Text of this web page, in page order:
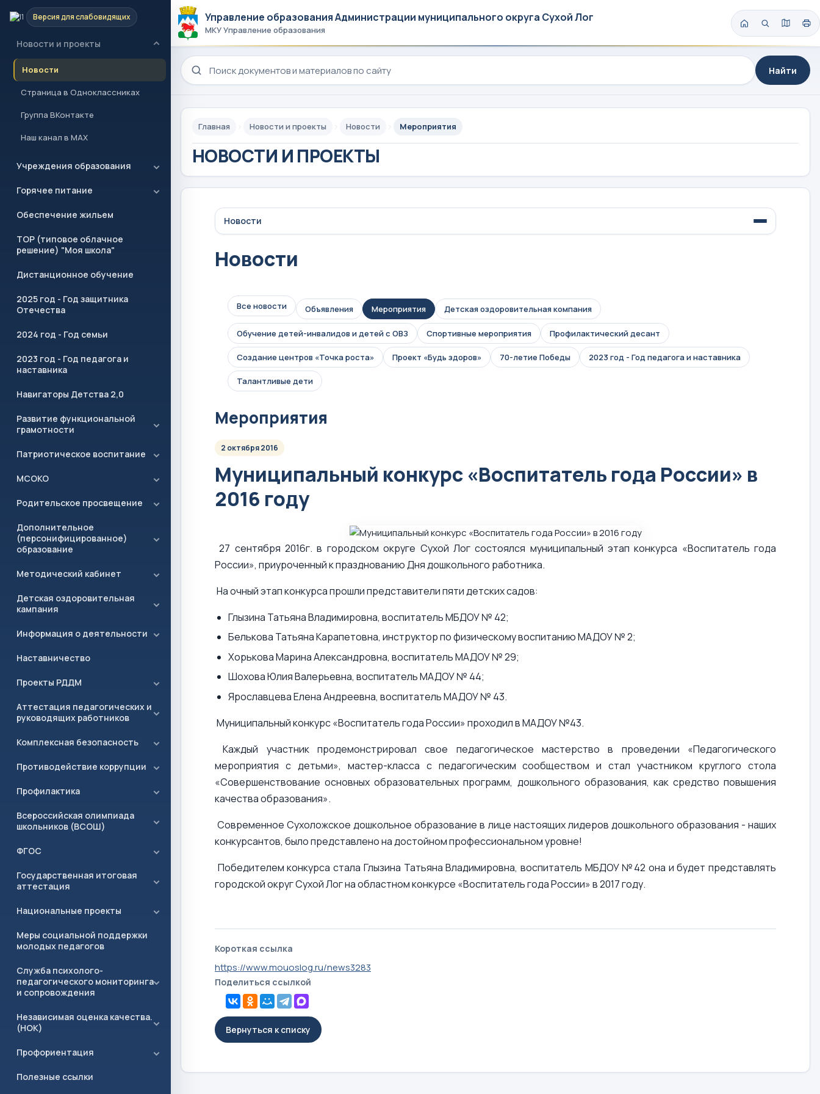
Версия для слабовидящих
Главная
Новости и проекты
Новости
Страница в Одноклассниках
Группа ВКонтакте
Наш канал в MAX
Учреждения образования
Горячее питание
Обеспечение жильем
ТОР (типовое облачное
решение) "Моя школа"
Дистанционное обучение
2025 год - Год защитника
Отечества
2024 год - Год семьи
2023 год - Год педагога и
наставника
Навигаторы Детства 2,0
Развитие функциональной
грамотности
Патриотическое воспитание
МСОКО
Родительское просвещение
Дополнительное
(персонифицированное)
образование
Методический кабинет
Детская оздоровительная
кампания
Информация о деятельности
Наставничество
Проекты РДДМ
Аттестация педагогических и
руководящих работников
Комплексная безопасность
Противодействие коррупции
Профилактика
Всероссийская олимпиада
школьников (ВСОШ)
ФГОС
Государственная итоговая
аттестация
Национальные проекты
Меры социальной поддержки
молодых педагогов
Служба психолого-
педагогического мониторинга
и сопровождения
Независимая оценка качества.
(НОК)
Профориентация
Полезные ссылки
Управление образования Администрации муниципального округа Сухой Лог
МКУ Управление образования
Поиск по сайту
Найти
Главная Новости и проекты Новости Мероприятия
НОВОСТИ И ПРОЕКТЫ
Новости
Новости
Все новости Объявления Мероприятия Детская оздоровительная компания
Обучение детей-инвалидов и детей с ОВЗ Спортивные мероприятия Профилактический десант
Создание центров «Точка роста» Проект «Будь здоров» 70-летие Победы 2023 год - Год педагога и наставника
Талантливые дети
Мероприятия
2 октября 2016
Муниципальный конкурс «Воспитатель года России» в
2016 году
27 сентября 2016г. в городском округе Сухой Лог состоялся муниципальный этап конкурса «Воспитатель года
России», приуроченный к празднованию Дня дошкольного работника.
На очный этап конкурса прошли представители пяти детских садов:
Глызина Татьяна Владимировна, воспитатель МБДОУ № 42;
Белькова Татьяна Карапетовна, инструктор по физическому воспитанию МАДОУ № 2;
Хорькова Марина Александровна, воспитатель МАДОУ № 29;
Шохова Юлия Валерьевна, воспитатель МАДОУ № 44;
Ярославцева Елена Андреевна, воспитатель МАДОУ № 43.
Муниципальный конкурс «Воспитатель года России» проходил в МАДОУ №43.
Каждый участник продемонстрировал свое педагогическое мастерство в проведении «Педагогического
мероприятия с детьми», мастер-класса с педагогическим сообществом и стал участником круглого стола
«Совершенствование основных образовательных программ, дошкольного образования, как средство повышения
качества образования».
Современное Сухоложское дошкольное образование в лице настоящих лидеров дошкольного образования - наших
конкурсантов, было представлено на достойном профессиональном уровне!
Победителем конкурса стала Глызина Татьяна Владимировна, воспитатель МБДОУ №42 она и будет представлять
городской округ Сухой Лог на областном конкурсе «Воспитатель года России» в 2017 году.
Короткая ссылка
https://www.mouoslog.ru/news3283
Поделиться ссылкой
Вернуться к списку